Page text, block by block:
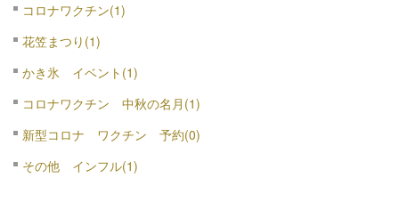
コロナワクチン(1)
花笠まつり(1)
かき氷 イベント(1)
コロナワクチン 中秋の名月(1)
新型コロナ ワクチン 予約(0)
その他 インフル(1)